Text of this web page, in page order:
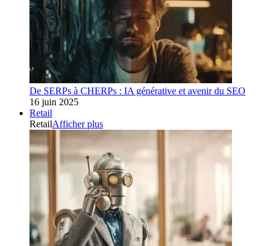
De SERPs à CHERPs : IA générative et avenir du SEO
16 juin 2025
Retail
RetailAfficher plus